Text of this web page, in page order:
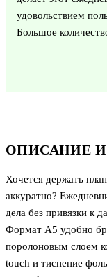
ОПИСАНИЕ И
Хочется держать
аккуратно?
дела без привязки к
Формат А5 удобно
поролоновым слоем
touch и тиснение
удовольствием
Большое